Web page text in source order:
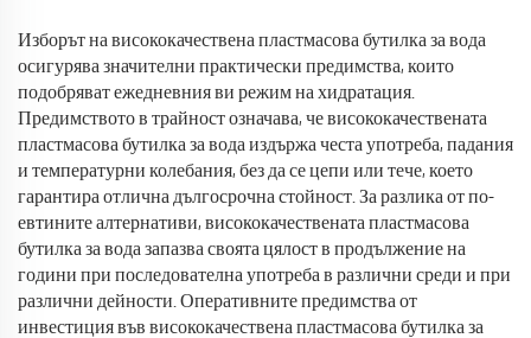
Изборът на висококачествена пластмасова бутилка за вода
осигурява значителни практически предимства, които
подобряват ежедневния ви режим на хидратация.
Предимството в трайност означава, че висококачествената
пластмасова бутилка за вода издържа честа употреба, падания
и температурни колебания, без да се цепи или тече, което
гарантира отлична дългосрочна стойност. За разлика от по-
евтините алтернативи, висококачествената пластмасова
бутилка за вода запазва своята цялост в продължение на
години при последователна употреба в различни среди и при
различни дейности. Оперативните предимства от
инвестиция във висококачествена пластмасова бутилка за